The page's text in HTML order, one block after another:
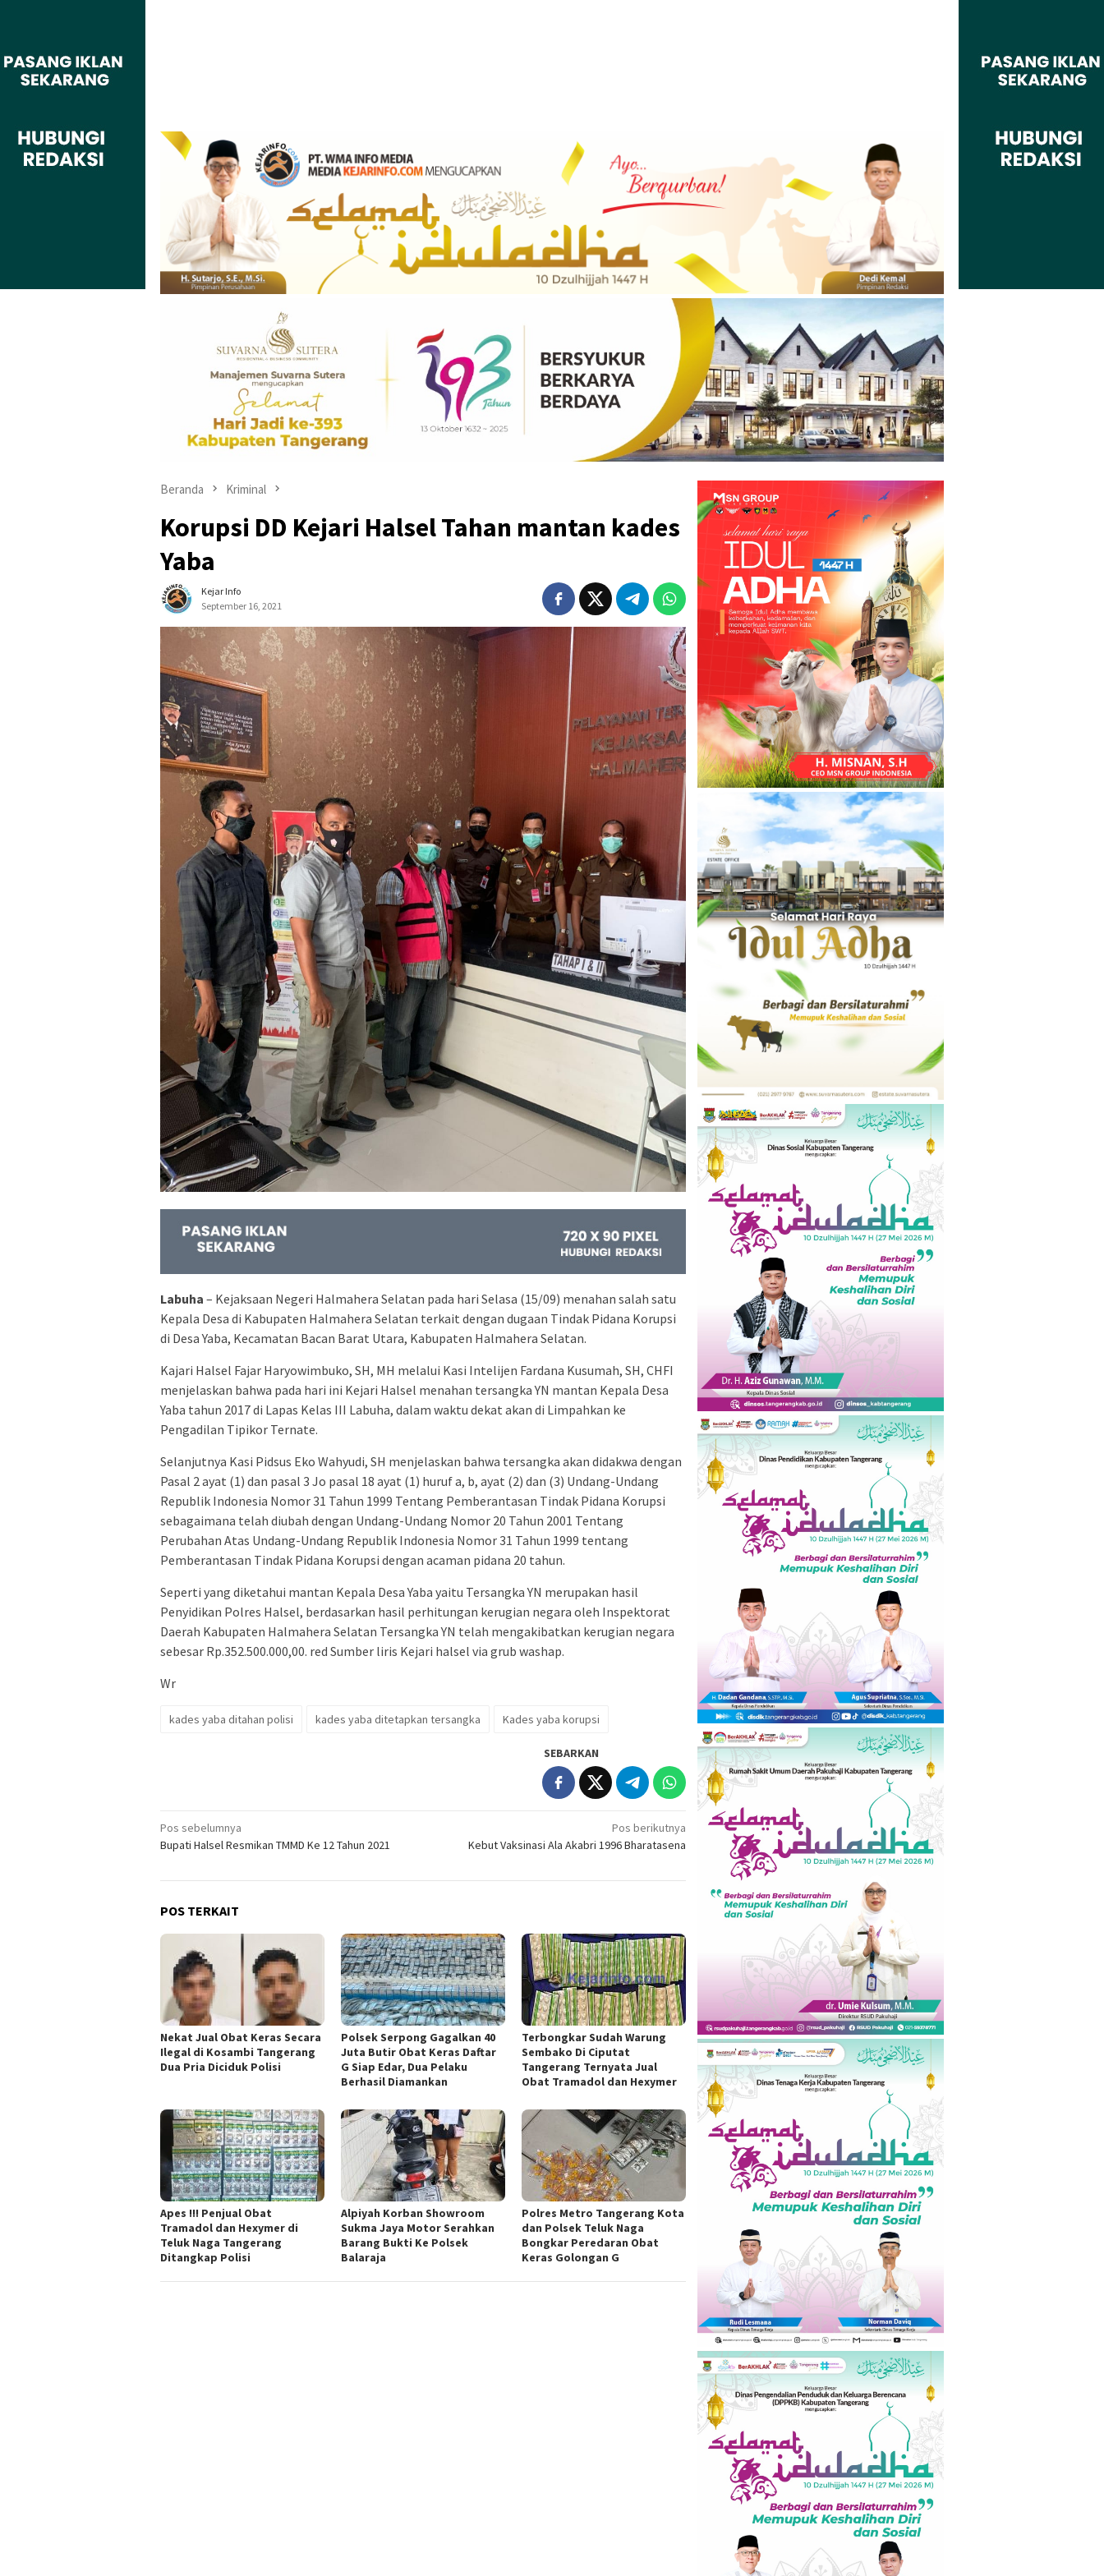
Beranda Kriminal
Korupsi DD Kejari Halsel Tahan mantan kades
Yaba
Kejar Info
September 16, 2021
Labuha – Kejaksaan Negeri Halmahera Selatan pada hari Selasa (15/09) menahan salah satu
Kepala Desa di Kabupaten Halmahera Selatan terkait dengan dugaan Tindak Pidana Korupsi
di Desa Yaba, Kecamatan Bacan Barat Utara, Kabupaten Halmahera Selatan.
Kajari Halsel Fajar Haryowimbuko, SH, MH melalui Kasi Intelijen Fardana Kusumah, SH, CHFI
menjelaskan bahwa pada hari ini Kejari Halsel menahan tersangka YN mantan Kepala Desa
Yaba tahun 2017 di Lapas Kelas III Labuha, dalam waktu dekat akan di Limpahkan ke
Pengadilan Tipikor Ternate.
Selanjutnya Kasi Pidsus Eko Wahyudi, SH menjelaskan bahwa tersangka akan didakwa dengan
Pasal 2 ayat (1) dan pasal 3 Jo pasal 18 ayat (1) huruf a, b, ayat (2) dan (3) Undang-Undang
Republik Indonesia Nomor 31 Tahun 1999 Tentang Pemberantasan Tindak Pidana Korupsi
sebagaimana telah diubah dengan Undang-Undang Nomor 20 Tahun 2001 Tentang
Perubahan Atas Undang-Undang Republik Indonesia Nomor 31 Tahun 1999 tentang
Pemberantasan Tindak Pidana Korupsi dengan acaman pidana 20 tahun.
Seperti yang diketahui mantan Kepala Desa Yaba yaitu Tersangka YN merupakan hasil
Penyidikan Polres Halsel, berdasarkan hasil perhitungan kerugian negara oleh Inspektorat
Daerah Kabupaten Halmahera Selatan Tersangka YN telah mengakibatkan kerugian negara
sebesar Rp.352.500.000,00. red Sumber liris Kejari halsel via grub washap.
Wr
kades yaba ditahan polisi kades yaba ditetapkan tersangka Kades yaba korupsi
SEBARKAN
Navigasi
pos
Pos sebelumnya
Bupati Halsel Resmikan TMMD Ke 12 Tahun 2021
Pos berikutnya
Kebut Vaksinasi Ala Akabri 1996 Bharatasena
POS TERKAIT
Nekat Jual Obat Keras Secara
Ilegal di Kosambi Tangerang
Dua Pria Diciduk Polisi
Polsek Serpong Gagalkan 40
Juta Butir Obat Keras Daftar
G Siap Edar, Dua Pelaku
Berhasil Diamankan
Terbongkar Sudah Warung
Sembako Di Ciputat
Tangerang Ternyata Jual
Obat Tramadol dan Hexymer
Apes !!! Penjual Obat
Tramadol dan Hexymer di
Teluk Naga Tangerang
Ditangkap Polisi
Alpiyah Korban Showroom
Sukma Jaya Motor Serahkan
Barang Bukti Ke Polsek
Balaraja
Polres Metro Tangerang Kota
dan Polsek Teluk Naga
Bongkar Peredaran Obat
Keras Golongan G